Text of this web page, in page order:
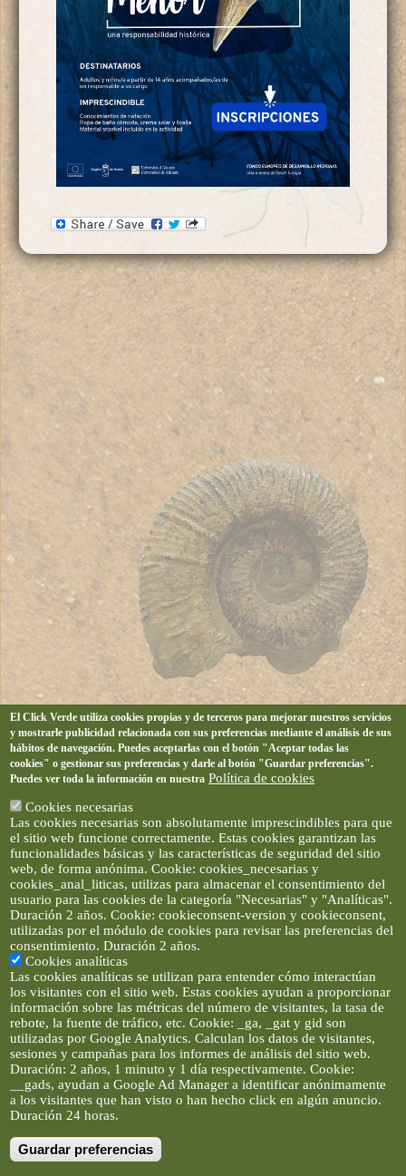
Artículos e imágenes son propiedad de elclickverde ©. No se
permite la difusión de los textos ni imágenes sin permiso de
El Click Verde utiliza cookies propias y de terceros para mejorar nuestros servicios
y mostrarle publicidad relacionada con sus preferencias mediante el análisis de sus
hábitos de navegación. Puedes aceptarlas con el botón "Aceptar todas las
cookies" o gestionar sus preferencias y darle al botón "Guardar preferencias".
Puedes ver toda la información en nuestra Política de cookies
Cookies necesarias
Las cookies necesarias son absolutamente imprescindibles para que
el sitio web funcione correctamente. Estas cookies garantizan las
funcionalidades básicas y las características de seguridad del sitio
web, de forma anónima. Cookie: cookies_necesarias y
cookies_anal_liticas, utilizas para almacenar el consentimiento del
usuario para las cookies de la categoría "Necesarias" y "Analíticas".
Duración 2 años. Cookie: cookieconsent-version y cookieconsent,
utilizadas por el módulo de cookies para revisar las preferencias del
consentimiento. Duración 2 años.
Cookies analíticas
Las cookies analíticas se utilizan para entender cómo interactúan
los visitantes con el sitio web. Estas cookies ayudan a proporcionar
información sobre las métricas del número de visitantes, la tasa de
rebote, la fuente de tráfico, etc. Cookie: _ga, _gat y gid son
utilizadas por Google Analytics. Calculan los datos de visitantes,
sesiones y campañas para los informes de análisis del sitio web.
Duración: 2 años, 1 minuto y 1 día respectivamente. Cookie:
__gads, ayudan a Google Ad Manager a identificar anónimamente
a los visitantes que han visto o han hecho click en algún anuncio.
Duración 24 horas.
Guardar preferencias